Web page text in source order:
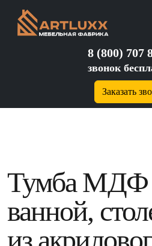
8 (800) 707
звонок
Заказать
Тумба МДФ
ванной,